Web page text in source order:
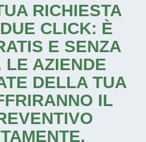
RICHIESTA
CLICK: È
E SENZA
LE AZIENDE
DELLA TUA
IL